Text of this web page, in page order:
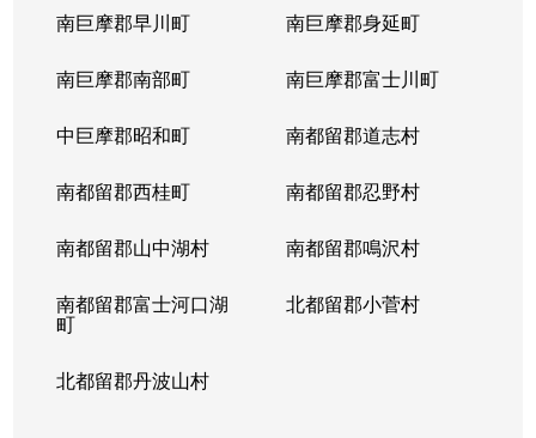
南巨摩郡早川町 南巨摩郡身延町
南巨摩郡南部町 南巨摩郡富士川町
中巨摩郡昭和町 南都留郡道志村
南都留郡西桂町 南都留郡忍野村
南都留郡山中湖村 南都留郡鳴沢村
南都留郡富士河口湖
町
北都留郡小菅村
北都留郡丹波山村